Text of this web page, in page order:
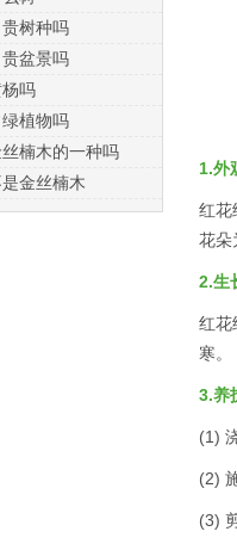
1.外
红花
花朵
2.生
红花
寒。
3.养
(1)
(2)
(3)
树种吗
盆景吗
吗
植物吗
楠木的一种吗
金丝楠木